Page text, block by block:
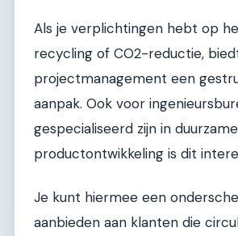
Als je verplichtingen hebt op
recycling of CO2-reductie,
projectmanagement een
aanpak. Ook voor
gespecialiseerd zijn in duurzame
productontwikkeling is dit
Je kunt hiermee een
aanbieden aan klanten die